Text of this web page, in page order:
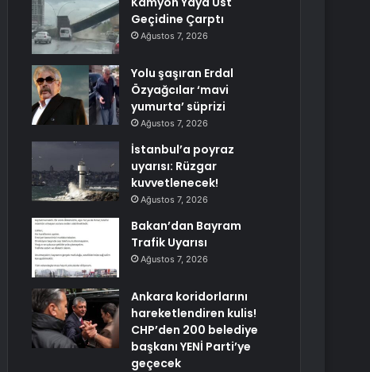
Geçidine Çarptı
Ağustos 7, 2026
Yolu şaşıran Erdal
Özyağcılar ‘mavi
yumurta’ süprizi
Ağustos 7, 2026
İstanbul’a poyraz
uyarısı: Rüzgar
kuvvetlenecek!
Ağustos 7, 2026
Bakan’dan Bayram
Trafik Uyarısı
Ağustos 7, 2026
Ankara koridorlarını
hareketlendiren kulis!
CHP’den 200 belediye
başkanı YENİ Parti’ye
geçecek